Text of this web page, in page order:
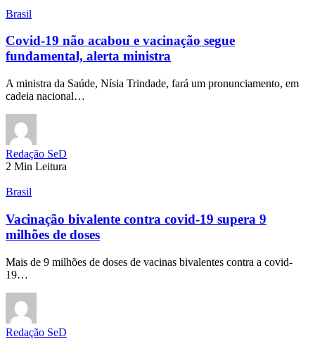
Brasil
Covid-19 não acabou e vacinação segue
fundamental, alerta ministra
A ministra da Saúde, Nísia Trindade, fará um pronunciamento, em
cadeia nacional…
Redação SeD
2 Min Leitura
Brasil
Vacinação bivalente contra covid-19 supera 9
milhões de doses
Mais de 9 milhões de doses de vacinas bivalentes contra a covid-
19…
Redação SeD